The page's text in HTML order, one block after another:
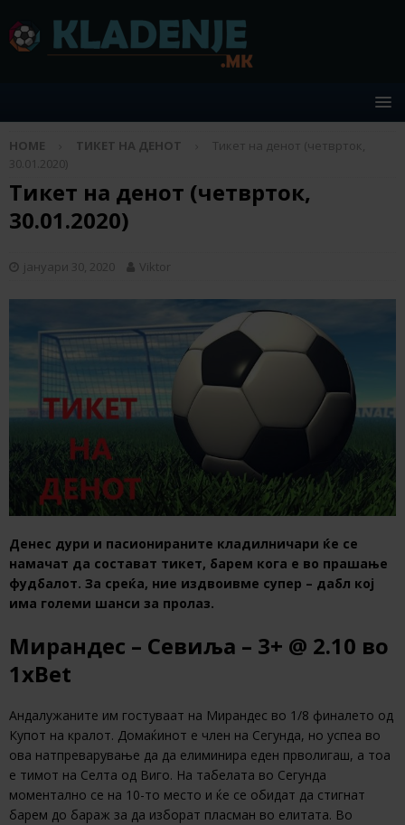
HOME ТИКЕТ НА ДЕНОТ
Тикет на денот (четврток,
30.01.2020)
Тикет на денот (четврток,
30.01.2020)
јануари 30, 2020 Viktor
Денес дури и пасионираните кладилничари ќе се
намачат да состават тикет, барем кога е во прашање
фудбалот. За среќа, ние издвоивме супер – дабл кој
има големи шанси за пролаз.
Мирандес – Севиља – 3+ @ 2.10 во
1xBet
Андалужаните им гостуваат на Мирандес во 1/8 финалето од
Купот на кралот. Домаќинот е член на Сегунда, но успеа во
ова натпреварување да да елиминира еден прволигаш, а тоа
е тимот на Селта од Виго. На табелата во Сегунда
моментално се на 10-то место и ќе се обидат да стигнат
барем до бараж за да изборат пласман во елитата. Во